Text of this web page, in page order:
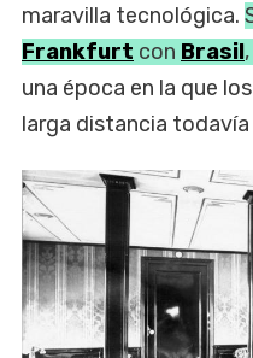
maravilla tecnológica.
Frankfurt con Brasil,
una época en la que
larga distancia